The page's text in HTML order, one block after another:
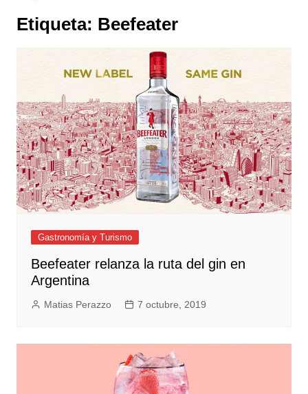
Etiqueta: Beefeater
Gastronomía y Turismo
Beefeater relanza la ruta del gin en
Argentina
Matias Perazzo 7 octubre, 2019